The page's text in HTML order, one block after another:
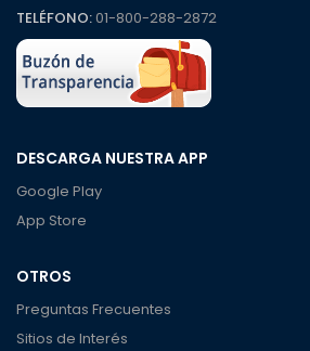
TELÉFONO:01-800-288-2872
DESCARGA NUESTRA APP
Google Play
App Store
OTROS
Preguntas Frecuentes
Sitios de Interés